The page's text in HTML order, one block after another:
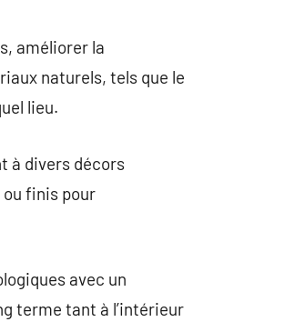
améliorer la
naturels, tels que le
lieu.
à divers décors
finis pour
avec un
terme tant à l’intérieur